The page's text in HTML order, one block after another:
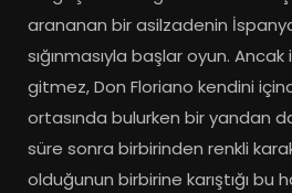
arananan bir asilzadenin
sığınmasıyla başlar oyun.
gitmez, Don Floriano kendini
ortasında bulurken bir yandan da
süre sonra birbirinden renkli
olduğunun birbirine karıştığı bu